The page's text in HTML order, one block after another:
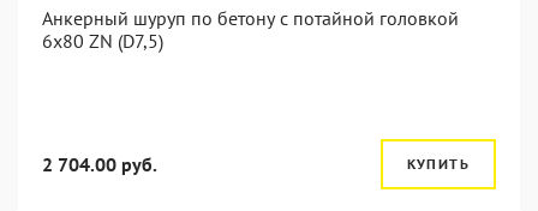
Анкерный шуруп по бетону с потайной головкой
6x80 ZN (D7,5)
2 704.00 руб. КУПИТЬ